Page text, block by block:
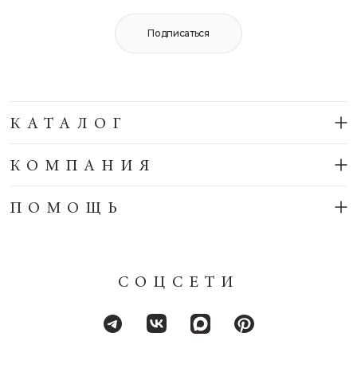
Подписаться
СОЦСЕТИ
КАТАЛОГ
КОМПАНИЯ
ПОМОЩЬ